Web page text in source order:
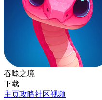
吞噬之境
下载
主页攻略社区视频